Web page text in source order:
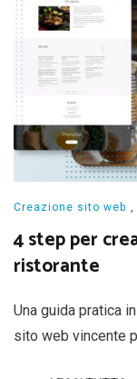
Creazione sito web ,
4 step per
ristorante
Una guida pratica
sito web vincente